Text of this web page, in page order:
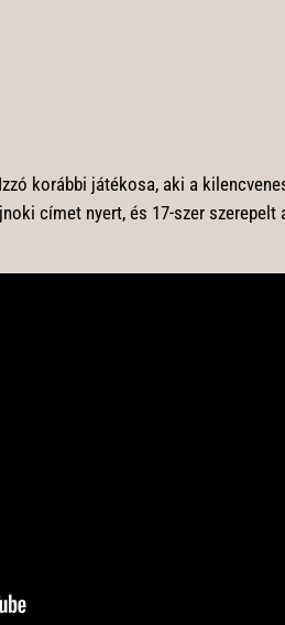
korábbi játékosa, aki a
címet nyert, és 17-szer szerepelt